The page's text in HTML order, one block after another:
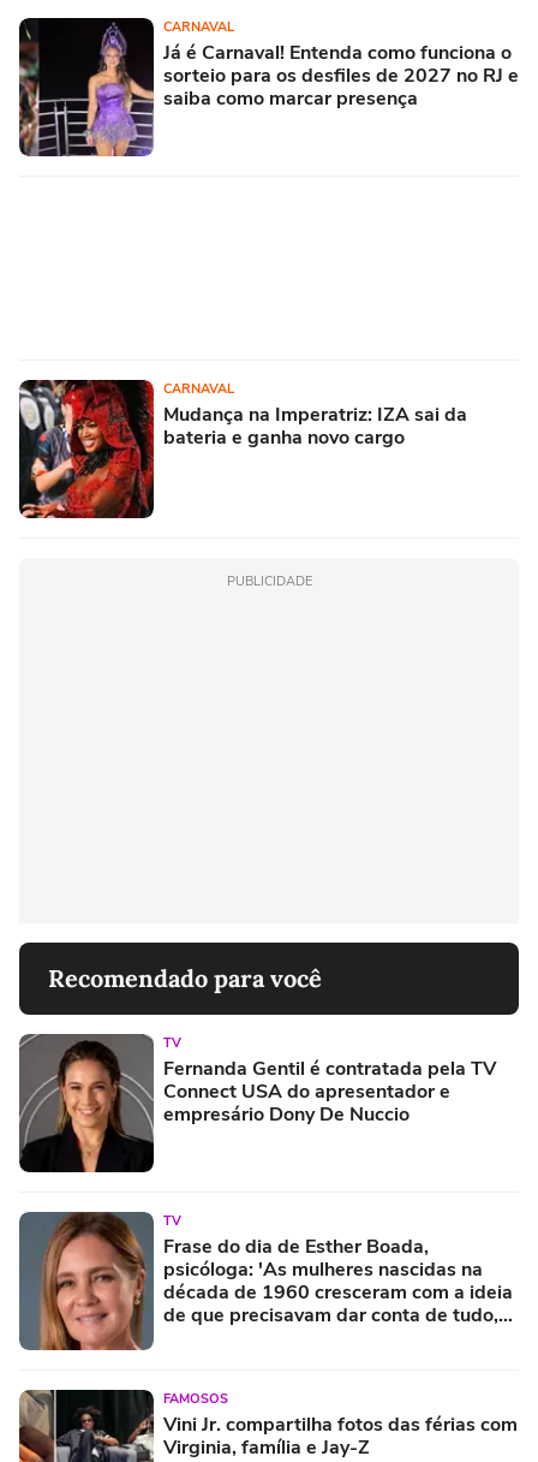
CARNAVAL
Já é Carnaval! Entenda como funciona o
sorteio para os desfiles de 2027 no RJ e
saiba como marcar presença
CARNAVAL
Mudança na Imperatriz: IZA sai da
bateria e ganha novo cargo
PUBLICIDADE
Recomendado para você
TV
Fernanda Gentil é contratada pela TV
Connect USA do apresentador e
empresário Dony De Nuccio
TV
Frase do dia de Esther Boada,
psicóloga: 'As mulheres nascidas na
década de 1960 cresceram com a ideia
de que precisavam dar conta de tudo,
FAMOSOS
Vini Jr. compartilha fotos das férias com
Virginia, família e Jay-Z